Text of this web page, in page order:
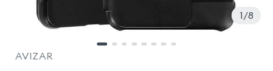
1 8
AVIZAR